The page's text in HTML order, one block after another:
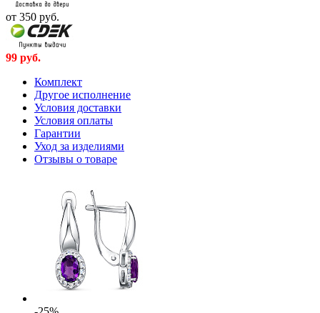
от 350 руб.
99 руб.
Комплект
Другое исполнение
Условия доставки
Условия оплаты
Гарантии
Уход за изделиями
Отзывы о товаре